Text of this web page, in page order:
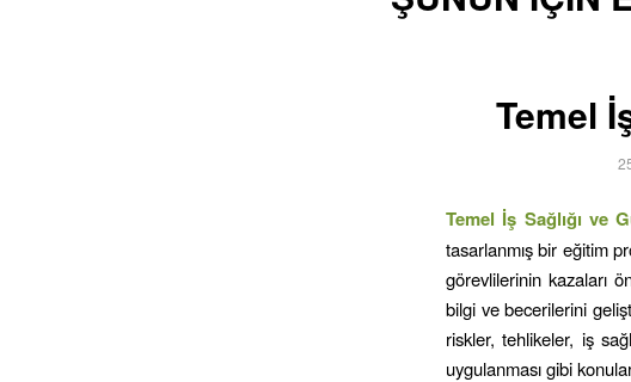
Temel
Temel İş Sağlığı ve
tasarlanmış bir eğitim
görevlilerinin kazaları
bilgi ve becerilerini
riskler, tehlikeler, iş
uygulanması gibi